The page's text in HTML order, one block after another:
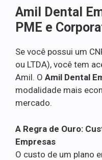
Amil Dental
PME e
Se você possui um
ou LTDA), você tem
Amil. O Amil Dental
modalidade mais
mercado.
A Regra de Ouro:
Empresas
O custo de um plano